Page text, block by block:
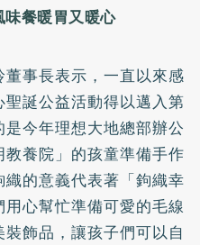
餐暖胃又暖心
事長表示，一直以來感
誕公益活動得以邁入第
今年理想大地總部辦公
養院」的孩童準備手作
的意義代表著「鉤織幸
心幫忙準備可愛的毛線
飾品，讓孩子們可以自